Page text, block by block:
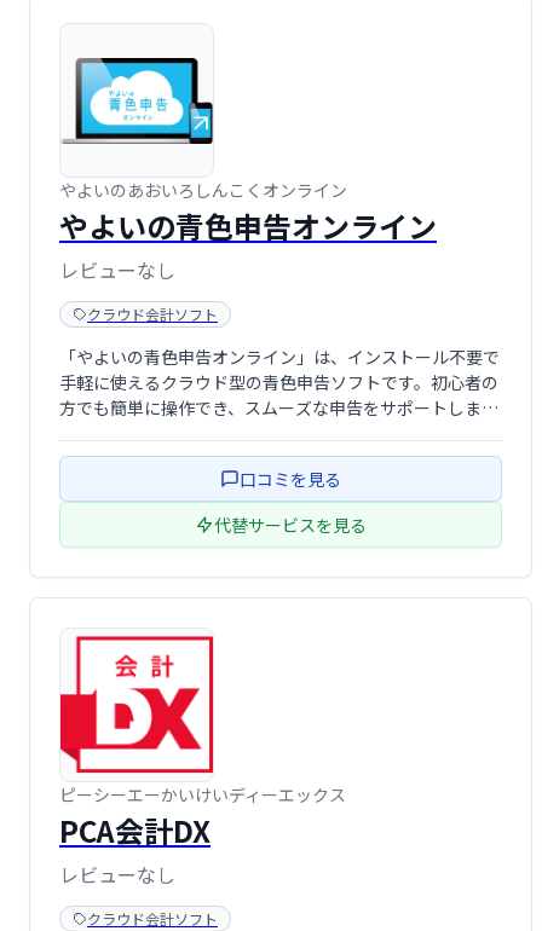
やよいのあおいろしんこくオンライン
やよいの青色申告オンライン
レビューなし
クラウド会計ソフト
「やよいの青色申告オンライン」は、インストール不要で
手軽に使えるクラウド型の青色申告ソフトです。初心者の
方でも簡単に操作でき、スムーズな申告をサポートしま
こでも利用可能です。税務申告をスムーズに行いたい方に
口コミを見る
代替サービスを見る
ピーシーエーかいけいディーエックス
PCA会計DX
レビューなし
クラウド会計ソフト